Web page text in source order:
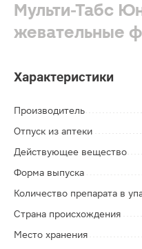
Мульти-Табс
жевательные
Характеристики
Производитель
Отпуск из аптеки
Действующее вещество
Форма выпуска
Количество препарата в
Страна происхождения
Место хранения